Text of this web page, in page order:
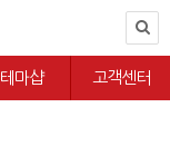
테마샵 고객센터